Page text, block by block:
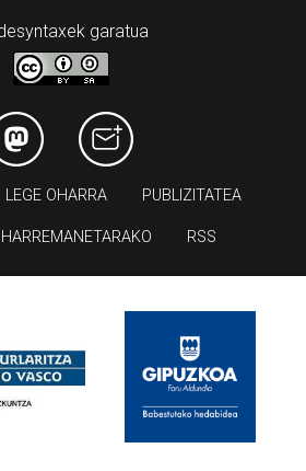
garatua
LEGE OHARRA PUBLIZITATEA
HARREMANETARAKO RSS